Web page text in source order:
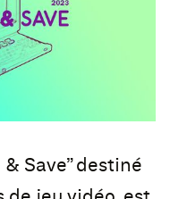
Save” destiné